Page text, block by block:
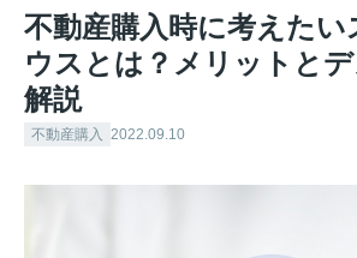
不動産購入時に考えたい
ウスとは？メリットと
解説
不動産購入 2022.09.10